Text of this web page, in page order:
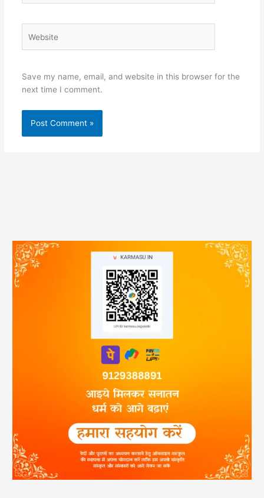
Save my name, email, and website in this browser for the
next time I comment.